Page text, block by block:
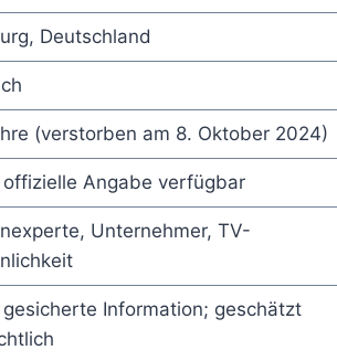
Deutschland
(verstorben am 8. Oktober 2024)
offizielle Angabe verfügbar
Unternehmer, TV-
gesicherte Information; geschätzt